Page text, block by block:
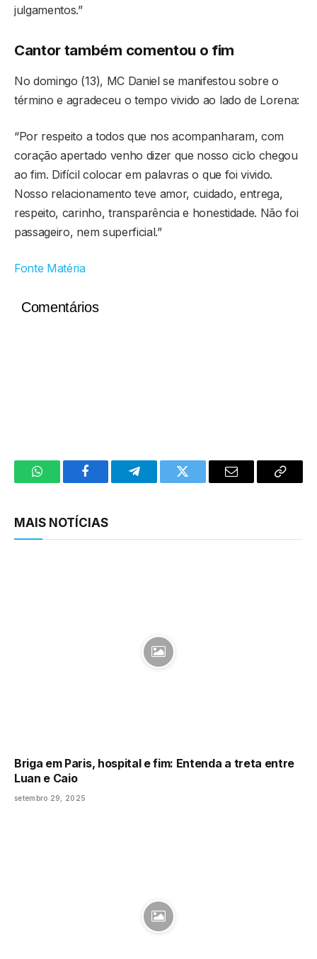
julgamentos.”
Cantor também comentou o fim
No domingo (13), MC Daniel se manifestou sobre o
término e agradeceu o tempo vivido ao lado de Lorena:
“Por respeito a todos que nos acompanharam, com
coração apertado venho dizer que nosso ciclo chegou
ao fim. Difícil colocar em palavras o que foi vivido.
Nosso relacionamento teve amor, cuidado, entrega,
respeito, carinho, transparência e honestidade. Não foi
passageiro, nem superficial.”
Fonte Matéria
Comentários
WhatsAppFacebookTelegramTwitter Email
Copy
MAIS NOTÍCIAS
Briga em Paris, hospital e fim: Entenda a treta entre
Luan e Caio
setembro 29, 2025